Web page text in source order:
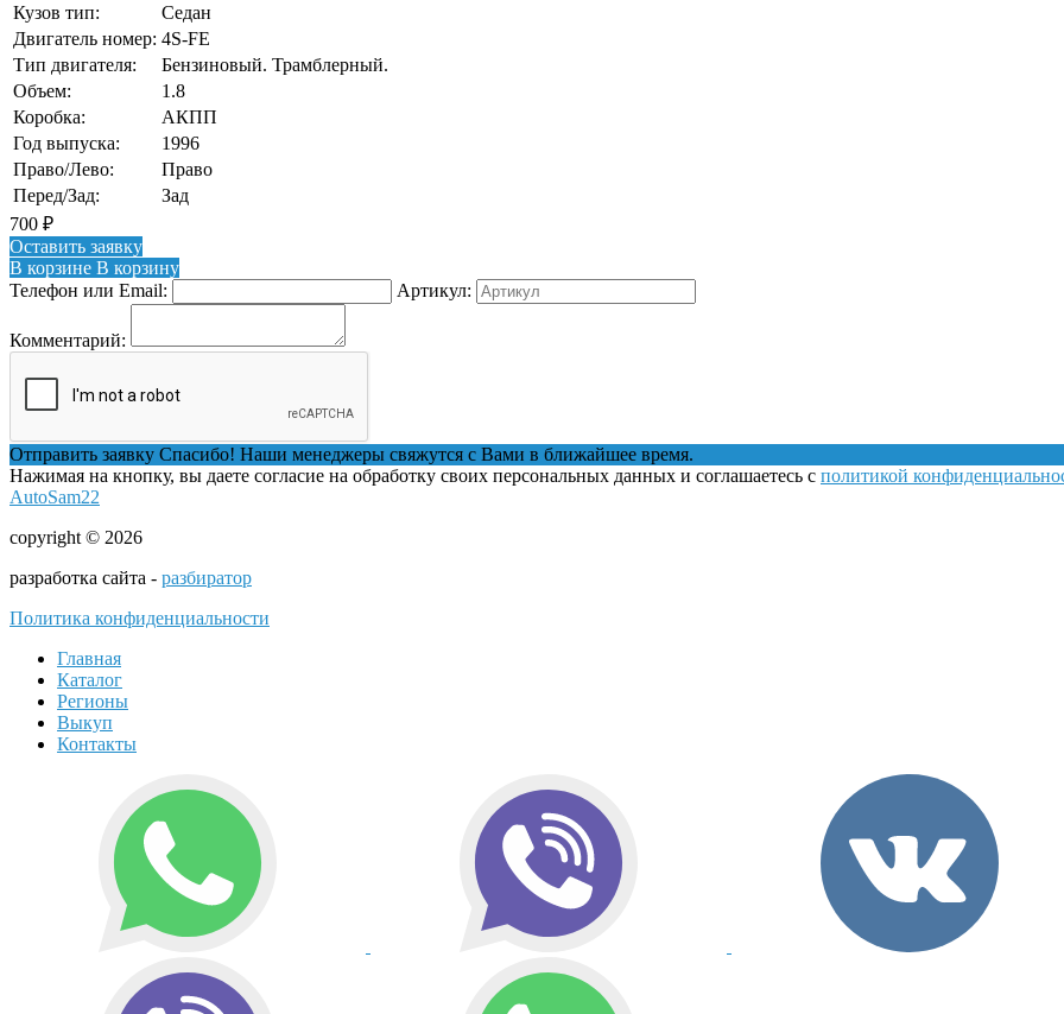
Кузов тип:
Седан
Двигатель номер: 4S-FE
Тип двигателя:
Бензиновый. Трамблерный.
Объем:
1.8
Коробка:
АКПП
Год выпуска:
1996
Право/Лево:
Право
Перед/Зад:
Зад
700 ₽
Оставить заявку
В корзине В корзину
Телефон или Email:
Артикул:
Комментарий:
Отправить заявку Спасибо! Наши менеджеры свяжутся с Вами в ближайшее время.
Нажимая на кнопку, вы даете согласие на обработку своих персональных данных и соглашаетесь с политикой
AutoSam22
copyright © 2026
разработка сайта - разбиратор
Политика конфиденциальности
Главная
Каталог
Регионы
Выкуп
Контакты